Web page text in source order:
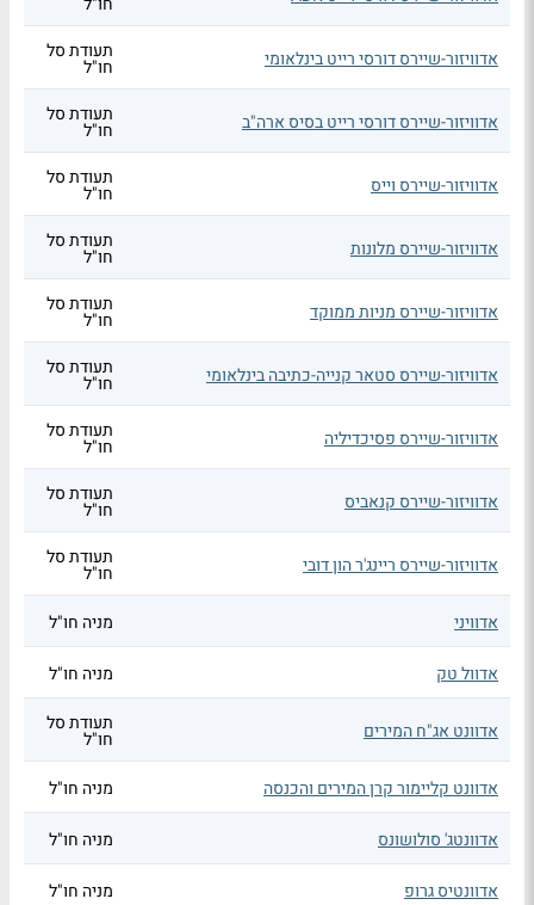
אדוויזור-שיירס דורסי רייט בינלאומי תעודת סל
חו"ל
אדוויזור-שיירס דורסי רייט בסיס ארה"ב תעודת סל
חו"ל
אדוויזור-שיירס וייס תעודת סל
חו"ל
אדוויזור-שיירס מלונות תעודת סל
חו"ל
אדוויזור-שיירס מניות ממוקד תעודת סל
חו"ל
אדוויזור-שיירס סטאר קנייה-כתיבה בינלאומי תעודת סל
חו"ל
אדוויזור-שיירס פסיכדיליה תעודת סל
חו"ל
אדוויזור-שיירס קנאביס תעודת סל
חו"ל
אדוויזור-שיירס ריינג'ר הון דובי תעודת סל
חו"ל
אדוויני
מניה חו"ל
אדוול טק מניה חו"ל
אדוונט אג"ח המירים תעודת סל
חו"ל
אדוונט קליימור קרן המירים והכנסה
מניה חו"ל
אדוונטג' סולושונס מניה חו"ל
אדוונטיס גרופ מניה חו"ל